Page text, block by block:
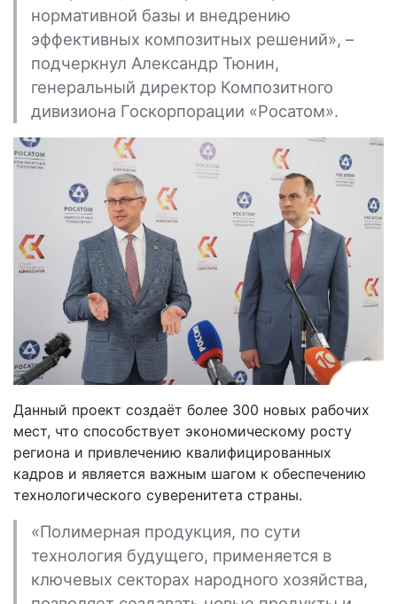
нормативной базы и внедрению
эффективных композитных решений», –
подчеркнул Александр Тюнин,
генеральный директор Композитного
дивизиона Госкорпорации «Росатом».
Данный проект создаёт более 300 новых рабочих
мест, что способствует экономическому росту
региона и привлечению квалифицированных
кадров и является важным шагом к обеспечению
технологического суверенитета страны.
«Полимерная продукция, по сути
технология будущего, применяется в
ключевых секторах народного хозяйства,